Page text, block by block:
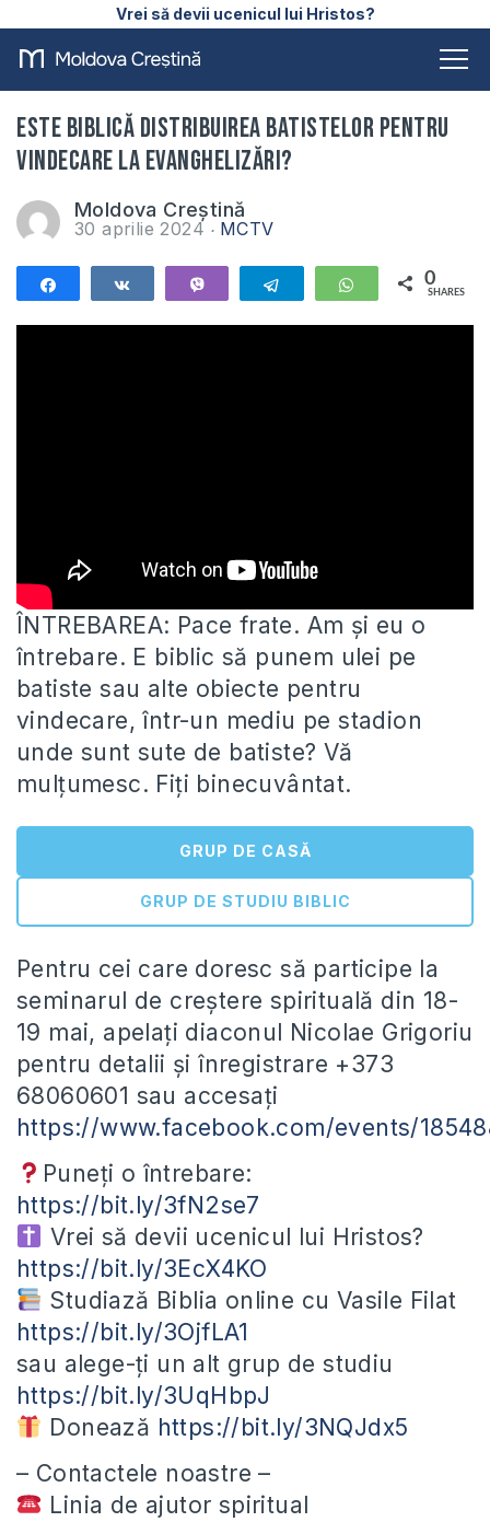
Vrei să devii ucenicul lui Hristos?
Este biblică distribuirea batistelor pentru
vindecare la evanghelizări?
Moldova Creștină
30 aprilie 2024 MCTV
Telegram WhatsApp
0
SHARES
ÎNTREBAREA: Pace frate. Am și eu o
întrebare. E biblic să punem ulei pe
batiste sau alte obiecte pentru
vindecare,într-un mediu pe stadion
unde sunt sute de batiste? Vă
mulțumesc. Fiți binecuvântat.
GRUP DE CASĂ
GRUP DE STUDIU BIBLIC
Pentru cei care doresc să participe la
seminarul de creștere spirituală din 18-
19 mai, apelați diaconul Nicolae Grigoriu
pentru detalii și înregistrare +373
68060601 sau accesați
https://www.facebook.com/events/
Puneți o întrebare:
https://bit.ly/3fN2se7
Vrei să devii ucenicul lui Hristos?
https://bit.ly/3EcX4KO
Studiază Biblia online cu Vasile Filat
https://bit.ly/3OjfLA1
sau alege-ți un alt grup de studiu
https://bit.ly/3UqHbpJ
Donează https://bit.ly/3NQJdx5
– Contactele noastre –
Linia de ajutor spiritual